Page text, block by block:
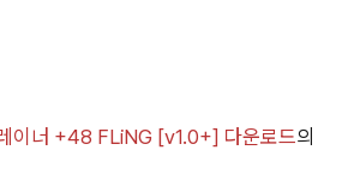
이너 +48 FLiNG [v1.0+] 다운로드의